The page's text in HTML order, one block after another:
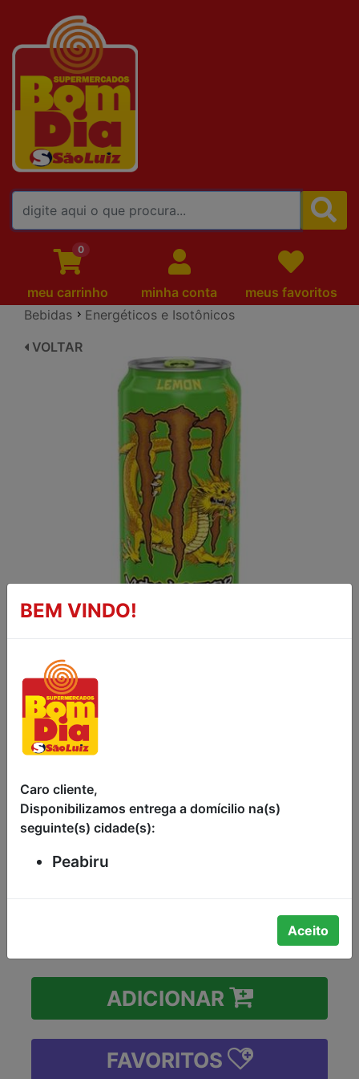
0
meu carrinho minha conta
meus favoritos
Bebidas
Energéticos e Isotônicos
VOLTAR
ENERGÉTICO DRAGON
ICE TEA DE LIMÃO
MONSTER 473ML
ENERGÉTICO DRAGON ICE TEA
SABOR LIMÃO ENERGY MONSTER
LATA 473ML
R$8,99
+
ADICIONAR
FAVORITOS
BEM VINDO!
Caro cliente,
Disponibilizamos entrega a domícilio na(s)
seguinte(s) cidade(s):
Peabiru
Aceito